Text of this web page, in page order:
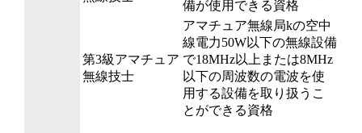
備が使用できる資格
第3級アマチュア
無線技士
アマチュア無線局kの空中
線電力50W以下の無線設備
で18MHz以上または8MHz
以下の周波数の電波を使
用する設備を取り扱うこ
とができる資格